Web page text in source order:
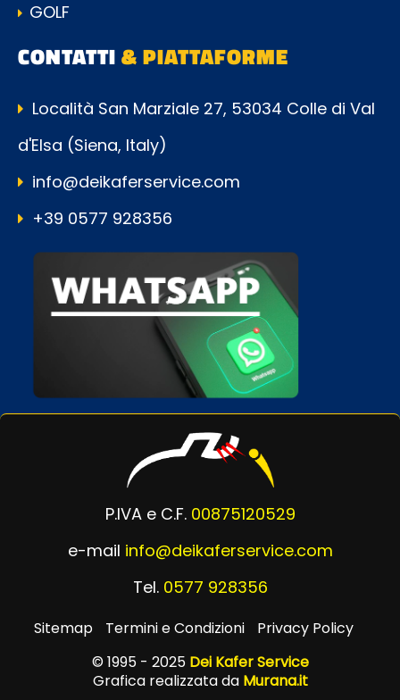
GOLF
CONTATTI& PIATTAFORME
Località San Marziale 27, 53034 Colle di Val
d'Elsa (Siena, Italy)
info@deikaferservice.com
+39 0577 928356
P.IVA e C.F. 00875120529
e-mail info@deikaferservice.com
Tel. 0577 928356
Sitemap Termini e Condizioni
Privacy Policy
© 1995 - 2025 Dei Kafer Service
Grafica realizzata da Murana.it